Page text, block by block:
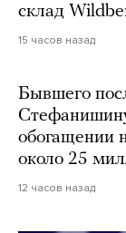
склад
15 часов назад
Бывшего
обогащении
около 25
12 часов назад